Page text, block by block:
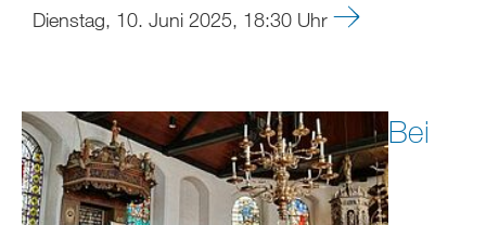
Dienstag, 10. Juni 2025, 18:30 Uhr
Bei